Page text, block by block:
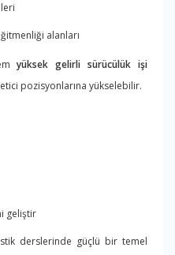
alanları
yüksek gelirli sürücülük işi
pozisyonlarına yükselebilir.
geliştir
derslerinde güçlü bir temel